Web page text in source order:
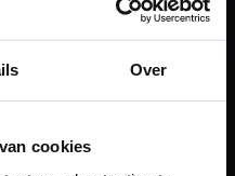
Over
cookies
de keuzes die we
maken.
we te maken
capaciteit.
reizigers en